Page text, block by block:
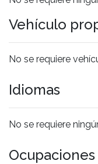
Vehículo
No se requiere
Idiomas
No se requiere
Ocupaciones